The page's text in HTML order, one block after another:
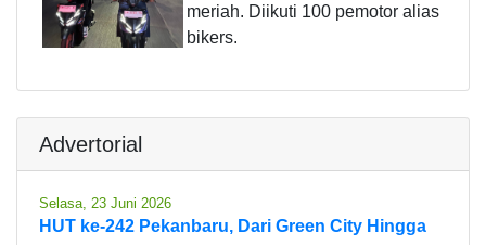
meriah. Diikuti 100 pemotor alias
bikers.
Advertorial
Selasa, 23 Juni 2026
HUT ke-242 Pekanbaru, Dari Green City Hingga